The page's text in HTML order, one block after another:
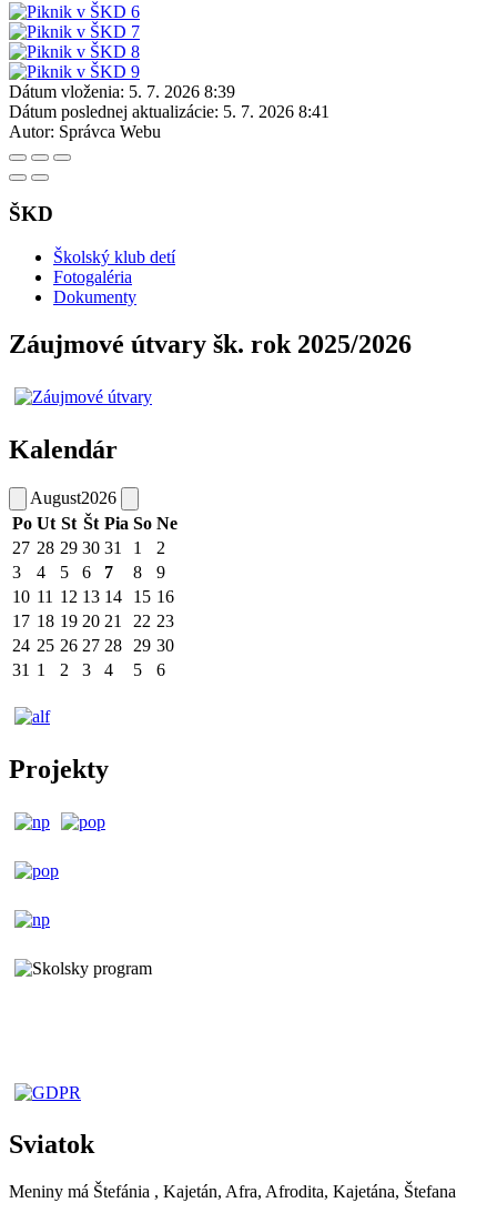
Dátum vloženia: 5. 7. 2026 8:39
Dátum poslednej aktualizácie: 5. 7. 2026 8:41
Autor: Správca Webu
ŠKD
Školský klub detí
Fotogaléria
Dokumenty
Záujmové útvary šk. rok 2025/2026
Kalendár
August2026
Po Ut St Št Pia So Ne
27 28 29 30 31 1
2
3
4 5 6 7 8
9
10 11 12 13 14 15 16
17 18 19 20 21 22 23
24 25 26 27 28 29 30
31 1 2 3 4 5 6
Projekty
Sviatok
Meniny má Štefánia , Kajetán, Afra, Afrodita, Kajetána, Štefana